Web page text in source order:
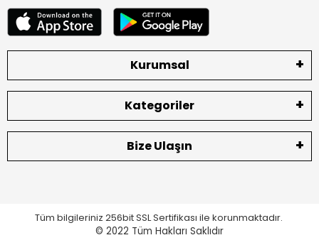
Kurumsal
Kategoriler
Bize Ulaşın
Tüm bilgileriniz 256bit SSL Sertifikası ile korunmaktadır.
© 2022 Tüm Hakları Saklıdır